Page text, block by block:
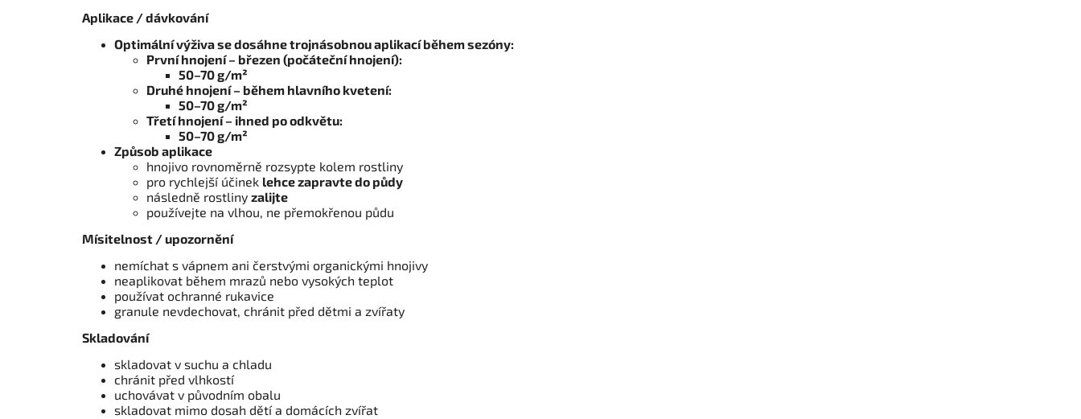
Aplikace / dávkování
Optimální výživa se dosáhne trojnásobnou aplikací během sezóny:
První hnojení – březen (počáteční hnojení):
50–70 g/m²
Druhé hnojení – během hlavního kvetení:
50–70 g/m²
Třetí hnojení – ihned po odkvětu:
50–70 g/m²
Způsob aplikace
hnojivo rovnoměrně rozsypte kolem rostliny
pro rychlejší účinek lehce zapravte do půdy
následně rostliny zalijte
používejte na vlhou, ne přemokřenou půdu
Mísitelnost / upozornění
nemíchat s vápnem ani čerstvými organickými hnojivy
neaplikovat během mrazů nebo vysokých teplot
používat ochranné rukavice
granule nevdechovat, chránit před dětmi a zvířaty
Skladování
skladovat v suchu a chladu
chránit před vlhkostí
uchovávat v původním obalu
skladovat mimo dosah dětí a domácích zvířat